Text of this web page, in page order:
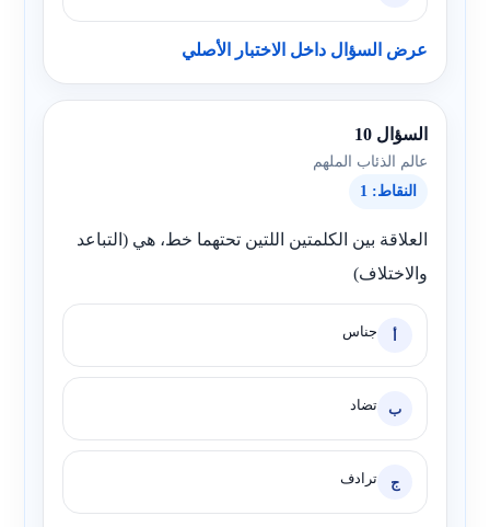
عرض السؤال داخل الاختبار الأصلي
السؤال 10
عالم الذئاب الملهم
النقاط: 1
العلاقة بين الكلمتين اللتين تحتهما خط، هي (التباعد
والاختلاف)
أ جناس
ب تضاد
ج ترادف